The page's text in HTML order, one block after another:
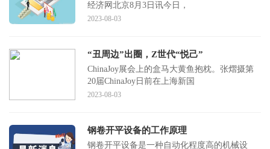
经济网北京8月3日讯今日，
2023-08-03
“丑周边”出圈，Z世代“悦己”
ChinaJoy展会上的盒马大黄鱼抱枕。张熠摄第
20届ChinaJoy日前在上海新国
2023-08-03
钢卷开平设备的工作原理
钢卷开平设备是一种自动化程度高的机械设